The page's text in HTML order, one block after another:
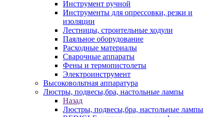
Инструмент ручной
Инструменты для опрессовки, резки и
изоляции
Лестницы, строительные ходули
Паяльное оборудование
Расходные материалы
Сварочные аппараты
Фены и термопистолеты
Электроинструмент
Высоковольтная аппаратура
Люстры, подвесы,бра, настольные лампы
Назад
Люстры, подвесы,бра, настольные лампы